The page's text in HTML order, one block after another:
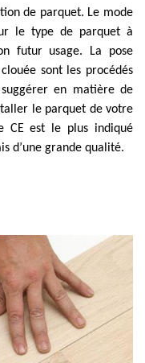
de parquet. Le mode
le type de parquet à
futur usage. La pose
sont les procédés
en matière de
le parquet de votre
CE est le plus indiqué
d’une grande qualité.